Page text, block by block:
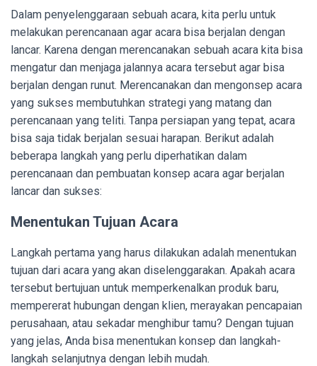
Dalam penyelenggaraan sebuah acara, kita perlu untuk
melakukan perencanaan agar acara bisa berjalan dengan
lancar. Karena dengan merencanakan sebuah acara kita bisa
mengatur dan menjaga jalannya acara tersebut agar bisa
berjalan dengan runut. Merencanakan dan mengonsep acara
yang sukses membutuhkan strategi yang matang dan
perencanaan yang teliti. Tanpa persiapan yang tepat, acara
bisa saja tidak berjalan sesuai harapan. Berikut adalah
beberapa langkah yang perlu diperhatikan dalam
perencanaan dan pembuatan konsep acara agar berjalan
lancar dan sukses:
Menentukan Tujuan Acara
Langkah pertama yang harus dilakukan adalah menentukan
tujuan dari acara yang akan diselenggarakan. Apakah acara
tersebut bertujuan untuk memperkenalkan produk baru,
mempererat hubungan dengan klien, merayakan pencapaian
perusahaan, atau sekadar menghibur tamu? Dengan tujuan
yang jelas, Anda bisa menentukan konsep dan langkah-
langkah selanjutnya dengan lebih mudah.